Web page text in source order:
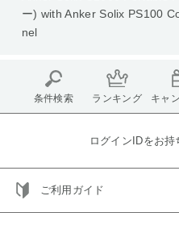
ー) with Anker Solix PS100
nel
条件検索 ランキング キャ
ログインIDをお
ご利用ガイド